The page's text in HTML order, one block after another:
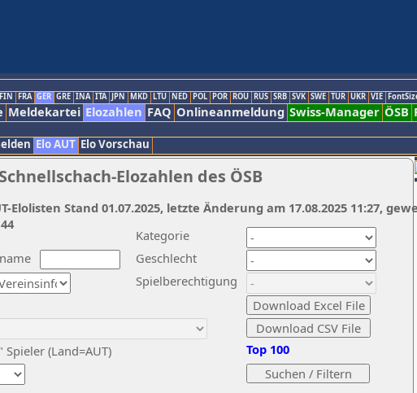
FIN FRA GER GRE INA ITA JPN MKD LTU NED POL POR ROU RUS SRB SVK SWE TUR UKR VIE
Meldekartei Elozahlen FAQ Onlineanmeldung Swiss-Manager ÖSB
Elo AUT Elo Vorschau
Elozahlen des ÖSB
Kategorie
Geschlecht
(Land=AUT)
Spielberechtigung
Top 100
Elolisten Stand 01.07.2025, letzte Änderung am 17.08.2025 11:27,